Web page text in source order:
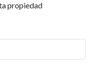
propiedad